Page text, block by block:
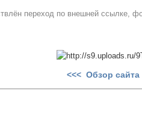
переход по внешней ссылке,
<<< Обзор